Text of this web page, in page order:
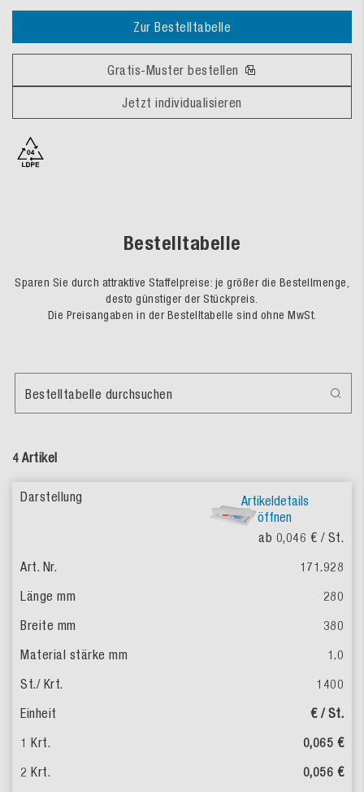
Zur Bestelltabelle
Gratis-Muster bestellen
Jetzt individualisieren
Bestelltabelle
Sparen Sie durch attraktive Staffelpreise: je größer die Bestellmenge,
desto günstiger der Stückpreis.
Die Preisangaben in der Bestelltabelle sind ohne MwSt.
4 Artikel
Bestelltabelle durchsuchen
Artikeldetails
öffnen
ab 0,046 € / St.
171.928
280
380
1.0
1400
€ / St.
0,065 €
0,056 €